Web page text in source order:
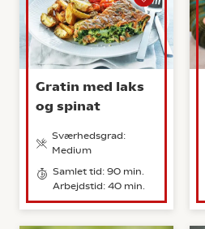
Gratin med laks
og spinat
Sværhedsgrad:
Medium
Samlet tid: 90 min.
Arbejdstid: 40 min.